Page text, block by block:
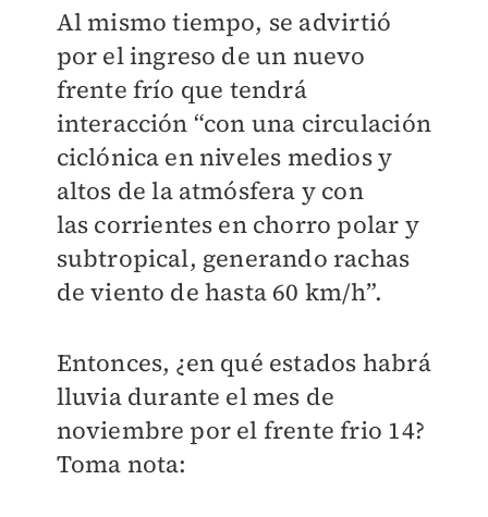
Al mismo tiempo, se advirtió
por el ingreso de un nuevo
frente frío que tendrá
interacción “con una circulación
ciclónica en niveles medios y
altos de la atmósfera y con
las corrientes en chorro polar y
subtropical, generando rachas
de viento de hasta 60 km/h”.
Entonces, ¿en qué estados habrá
lluvia durante el mes de
noviembre por el frente frio 14?
Toma nota: